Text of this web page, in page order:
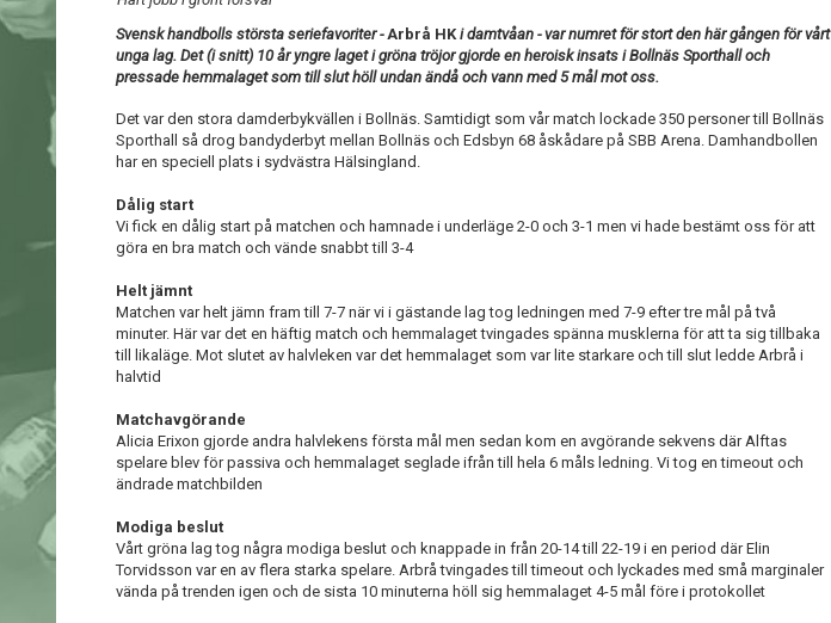
Svensk handbolls största seriefavoriter - Arbrå HK i damtvåan - var numret för stort den här gången för vårt
unga lag. Det (i snitt) 10 år yngre laget i gröna tröjor gjorde en heroisk insats i Bollnäs Sporthall och
pressade hemmalaget som till slut höll undan ändå och vann med 5 mål mot oss.
Det var den stora damderbykvällen i Bollnäs. Samtidigt som vår match lockade 350 personer till Bollnäs
Sporthall så drog bandyderbyt mellan Bollnäs och Edsbyn 68 åskådare på SBB Arena. Damhandbollen
har en speciell plats i sydvästra Hälsingland.
Dålig start
Vi fick en dålig start på matchen och hamnade i underläge 2-0 och 3-1 men vi hade bestämt oss för att
göra en bra match och vände snabbt till 3-4
Helt jämnt
Matchen var helt jämn fram till 7-7 när vi i gästande lag tog ledningen med 7-9 efter tre mål på två
minuter. Här var det en häftig match och hemmalaget tvingades spänna musklerna för att ta sig tillbaka
till likaläge. Mot slutet av halvleken var det hemmalaget som var lite starkare och till slut ledde Arbrå i
halvtid
Matchavgörande
Alicia Erixon gjorde andra halvlekens första mål men sedan kom en avgörande sekvens där Alftas
spelare blev för passiva och hemmalaget seglade ifrån till hela 6 måls ledning. Vi tog en timeout och
ändrade matchbilden
Modiga beslut
Vårt gröna lag tog några modiga beslut och knappade in från 20-14 till 22-19 i en period där Elin
Torvidsson var en av flera starka spelare. Arbrå tvingades till timeout och lyckades med små marginaler
vända på trenden igen och de sista 10 minuterna höll sig hemmalaget 4-5 mål före i protokollet